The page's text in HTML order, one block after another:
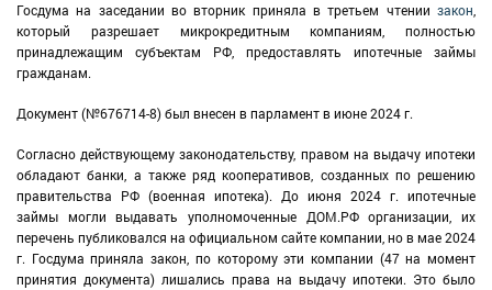
Госдума на заседании во вторник приняла в третьем чтении закон
который разрешает микрокредитным компаниям, полностью
принадлежащим субъектам РФ, предоставлять ипотечные займы
гражданам.
Документ (№676714-8) был внесен в парламент в июне 2024 г.
Согласно действующему законодательству, правом на выдачу ипотеки
обладают банки, а также ряд кооперативов, созданных по решению
правительства РФ (военная ипотека). До июня 2024 г. ипотечные
займы могли выдавать уполномоченные ДОМ.РФ организации, их
перечень публиковался на официальном сайте компании, но в мае 2024
г. Госдума приняла закон, по которому эти компании (47 на момент
принятия документа) лишались права на выдачу ипотеки. Это было